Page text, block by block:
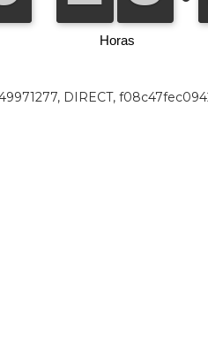
DIRECT,